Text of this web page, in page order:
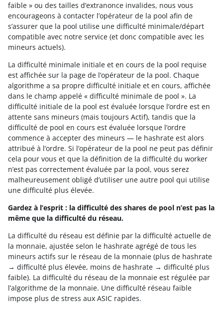
faible » ou des tailles d’extranonce invalides, nous vous
encourageons à contacter l’opérateur de la pool afin de
s’assurer que la pool utilise une difficulté minimale/départ
compatible avec notre service (et donc compatible avec les
mineurs actuels).
La difficulté minimale initiale et en cours de la pool requise
est affichée sur la page de l’opérateur de la pool. Chaque
algorithme a sa propre difficulté initiale et en cours, affichée
dans le champ appelé « difficulté minimale de pool ». La
difficulté initiale de la pool est évaluée lorsque l’ordre est en
attente sans mineurs (mais toujours Actif), tandis que la
difficulté de pool en cours est évaluée lorsque l’ordre
commence à accepter des mineurs — le hashrate est alors
attribué à l’ordre. Si l’opérateur de la pool ne peut pas définir
cela pour vous et que la définition de la difficulté du worker
n’est pas correctement évaluée par la pool, vous serez
malheureusement obligé d’utiliser une autre pool qui utilise
une difficulté plus élevée.
Gardez à l’esprit : la difficulté des shares de pool n’est pas la
même que la difficulté du réseau.
La difficulté du réseau est définie par la difficulté actuelle de
la monnaie, ajustée selon le hashrate agrégé de tous les
mineurs actifs sur le réseau de la monnaie (plus de hashrate
→ difficulté plus élevée, moins de hashrate → difficulté plus
faible). La difficulté du réseau de la monnaie est régulée par
l’algorithme de la monnaie. Une difficulté réseau faible
impose plus de stress aux ASIC rapides.